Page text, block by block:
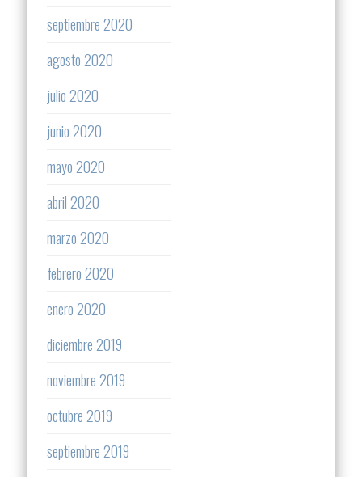
septiembre 2020
agosto 2020
julio 2020
junio 2020
mayo 2020
abril 2020
marzo 2020
febrero 2020
enero 2020
diciembre 2019
noviembre 2019
octubre 2019
septiembre 2019